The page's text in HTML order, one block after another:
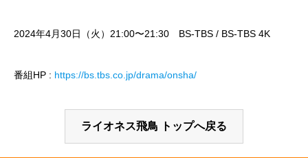
2024年4月30日（火）21:00〜21:30 BS-TBS / BS-TBS 4K
番組HP : https://bs.tbs.co.jp/drama/onsha/
ライオネス飛鳥 トップへ戻る